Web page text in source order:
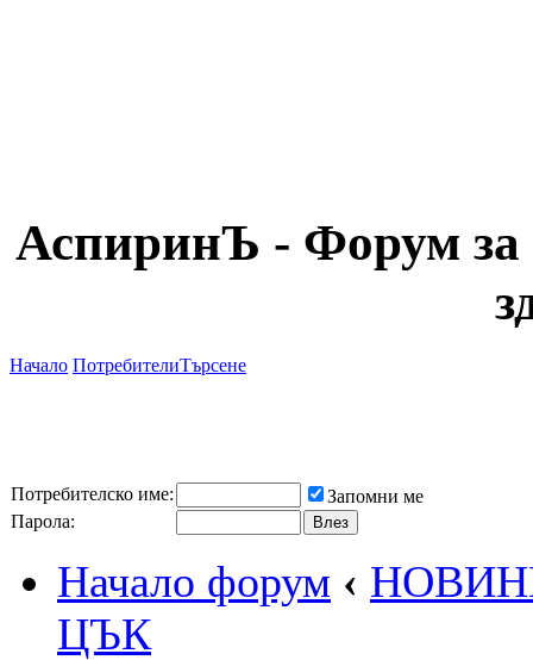
АспиринЪ - Форум за
Начало ПотребителиТърсене
Потребителско име:
Запомни ме
Парола:
Начало форум ‹
ЦЪК